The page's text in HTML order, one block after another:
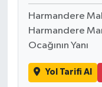
Harmandere
Harmandere
Ocağının Yanı
Yol Tarifi Al